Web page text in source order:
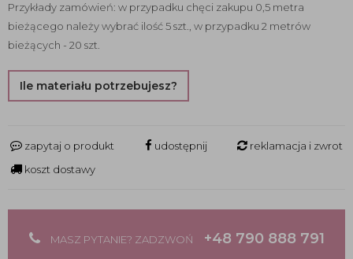
Przykłady zamówień: w przypadku chęci zakupu 0,5 metra
bieżącego należy wybrać ilość 5 szt., w przypadku 2 metrów
bieżących - 20 szt.
Ile materiału potrzebujesz?
zapytaj o produkt udostępnij
reklamacja i zwrot
koszt dostawy
MASZ PYTANIE? ZADZWOŃ +48 790 888 791